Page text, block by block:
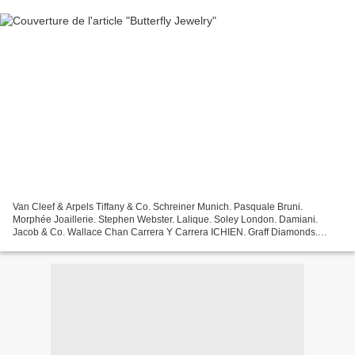
Van Cleef & Arpels Tiffany & Co. Schreiner Munich. Pasquale Bruni.
Morphée Joaillerie. Stephen Webster. Lalique. Soley London. Damiani.
Jacob & Co. Wallace Chan Carrera Y Carrera ICHIEN. Graff Diamonds.